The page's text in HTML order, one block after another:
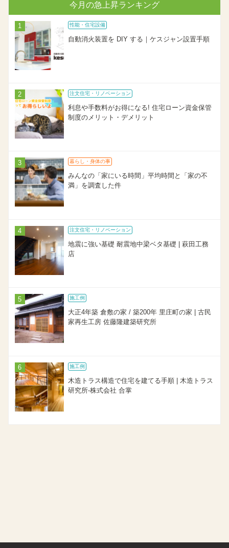
今月の急上昇ランキング
性能・住宅設備
自動消火装置を DIY する｜ケスジャン設置手順
注文住宅・リノベーション
利息や手数料がお得になる! 住宅ローン資金保管
制度のメリット・デメリット
暮らし・身体の事
みんなの「家にいる時間」平均時間と「家の不
満」を調査した件
注文住宅・リノベーション
地震に強い基礎 耐震地中梁ベタ基礎 | 萩田工務
店
施工例
大正4年築 倉敷の家 / 築200年 里庄町の家 | 古民
家再生工房 佐藤隆建築研究所
施工例
木造トラス構造で住宅を建てる手順 | 木造トラス
研究所-株式会社 合掌